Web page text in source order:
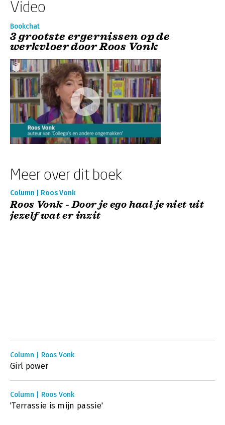
Video
Bookchat
3 grootste ergernissen op de
werkvloer door Roos Vonk
Meer over dit boek
Column | Roos Vonk
Roos Vonk - Door je ego haal je niet uit
jezelf wat er inzit
Column | Roos Vonk
Girl power
Column | Roos Vonk
'Terrassie is mijn passie'